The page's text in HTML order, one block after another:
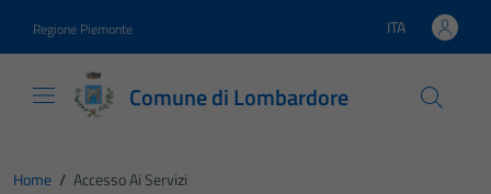
Regione Piemonte Lingua attiva:
ITA
Comune di Lombardore
Home / Accesso Ai Servizi